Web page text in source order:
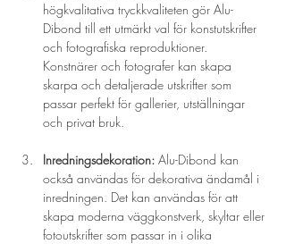
högkvalitativa tryckkvaliteten gör Alu-
Dibond till ett utmärkt val för konstutskrifter
och fotografiska reproduktioner.
Konstnärer och fotografer kan skapa
skarpa och detaljerade utskrifter som
passar perfekt för gallerier, utställningar
och privat bruk.
Inredningsdekoration: Alu-Dibond kan
också användas för dekorativa ändamål i
inredningen. Det kan användas för att
skapa moderna väggkonstverk, skyltar eller
fotoutskrifter som passar in i olika